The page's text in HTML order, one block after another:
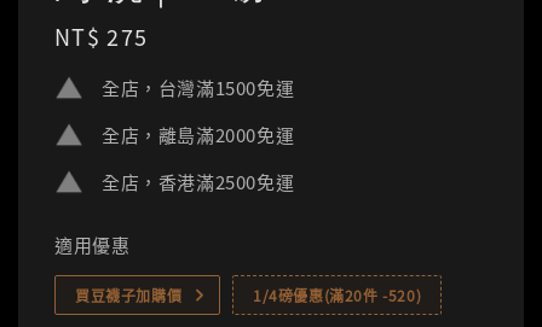
Regular
NT$ 275
全店，台灣滿1500免運
全店，離島滿2000免運
全店，香港滿2500免運
適用優惠
買豆襪子加購價 1/4磅優惠(滿20件 -520)